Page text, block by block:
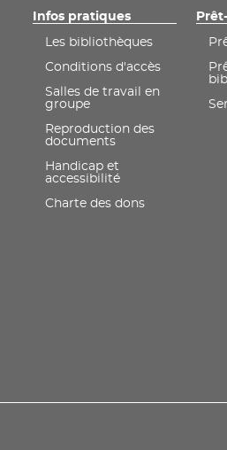
Infos pratiques
Les bibliothèques
Conditions d'accès
Salles de travail en
groupe
Reproduction des
documents
Handicap et
accessibilité
Charte des dons